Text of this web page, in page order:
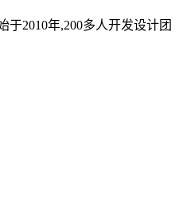
2010年,200多人开发设计团